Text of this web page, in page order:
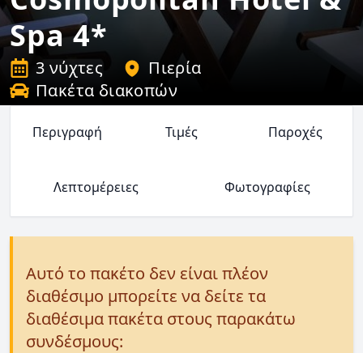
Spa 4*
3 νύχτες
Πιερία
Πακέτα διακοπών
Περιγραφή Τιμές Παροχές
Λεπτομέρειες Φωτογραφίες
Αυτό το πακέτο δεν είναι πλέον
διαθέσιμο μπορείτε να δείτε τα
διαθέσιμα πακέτα στους παρακάτω
συνδέσμους: